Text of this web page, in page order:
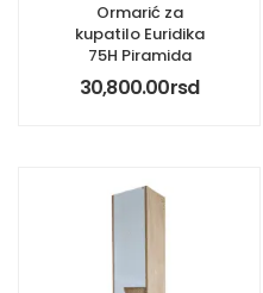
Ormarić za
kupatilo Euridika
75H Piramida
30,800.00rsd